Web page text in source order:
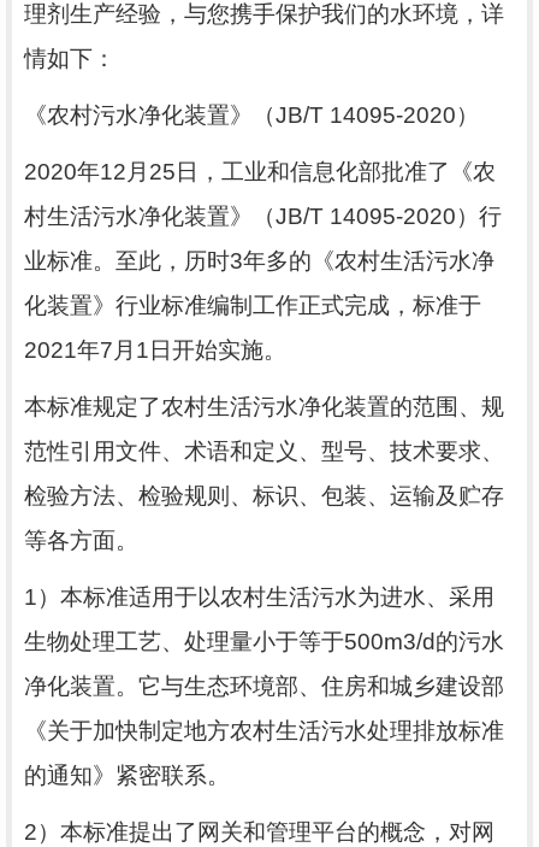
理剂生产经验，与您携手保护我们的水环境，详
情如下：
《农村污水净化装置》（JB/T 14095-2020）
2020年12 月 25 日，工业和信息化部批准了《农
村生活污水净化装置》（JB/T 14095-2020）行
业标准。至此，历时3年多的《农村生活污水净
化装置》行业标准编制工作正式完成，标准于
2021年7 月 1 日开始实施。
本标准规定了农村生活污水净化装置的范围、规
范性引用文件、术语和定义、型号、技术要求、
检验方法、检验规则、标识、包装、运输及贮存
等各方面。
1）本标准适用于以农村生活污水为进水、采用
生物处理工艺、处理量小于等于500m3/d的污水
净化装置。它与生态环境部、住房和城乡建设部
《关于加快制定地方农村生活污水处理排放标准
的通知》紧密联系。
2）本标准提出了网关和管理平台的概念，对网